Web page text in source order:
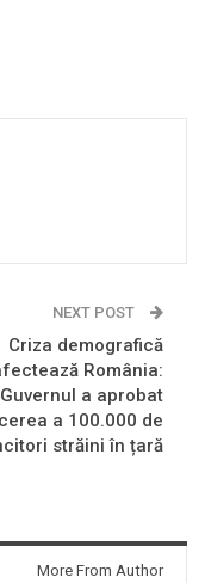
NEXT POST
Criza demografică
România:
Guvernul a aprobat
a 100.000 de
străini în țară
More From Author